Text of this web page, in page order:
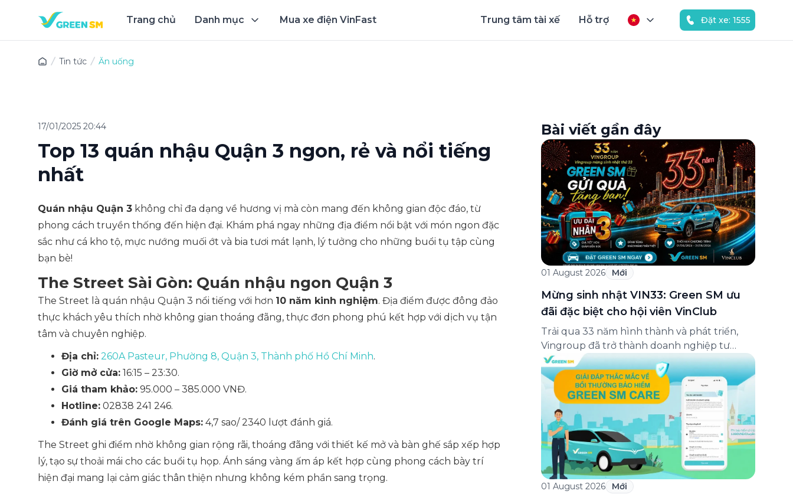
Trang chủ Danh mục Mua xe điện VinFast Trung tâm tài xế Hỗ trợ Đặt xe: 1555
Tin tức Ăn uống
17/01/2025 20:44
Top 13 quán nhậu Quận 3 ngon, rẻ và nổi tiếng
nhất
Quán nhậu Quận 3 không chỉ đa dạng về hương vị mà còn mang đến không gian độc đáo, từ
phong cách truyền thống đến hiện đại. Khám phá ngay những địa điểm nổi bật với món ngon đặc
sắc như cá kho tộ, mực nướng muối ớt và bia tươi mát lạnh, lý tưởng cho những buổi tụ tập cùng
bạn bè!
The Street Sài Gòn: Quán nhậu ngon Quận 3
The Street là quán nhậu Quận 3 nổi tiếng với hơn 10 năm kinh nghiệm. Địa điểm được đông đảo
thực khách yêu thích nhờ không gian thoáng đãng, thực đơn phong phú kết hợp với dịch vụ tận
tâm và chuyên nghiệp.
Địa chỉ: 260A Pasteur, Phường 8, Quận 3, Thành phố Hồ Chí Minh.
Giờ mở cửa: 16:15 – 23:30.
Giá tham khảo: 95.000 – 385.000 VNĐ.
Hotline: 02838 241 246.
Đánh giá trên Google Maps: 4,7 sao/ 2340 lượt đánh giá.
The Street ghi điểm nhờ không gian rộng rãi, thoáng đãng với thiết kế mở và bàn ghế sắp xếp hợp
lý, tạo sự thoải mái cho các buổi tụ họp. Ánh sáng vàng ấm áp kết hợp cùng phong cách bày trí
hiện đại mang lại cảm giác thân thiện nhưng không kém phần sang trọng.
Bài viết gần đây
01 August 2026 Mới
Mừng sinh nhật VIN33: Green SM ưu
đãi đặc biệt cho hội viên VinClub
Trải qua 33 năm hình thành và phát triển,
Vingroup đã trở thành doanh nghiệp tư
nhân đa ngành lớn nhất Việt Nam, lọt Top 30
doanh nghiệp lớn nhất Đông Nam Á theo
bảng xếp hạng của Tạp chí Fortune (Mỹ).
Nhân kỷ niệm 33 năm thành lập (8/8/1993
đến 8/8/2026), Green SM trân […]
01 August 2026 Mới